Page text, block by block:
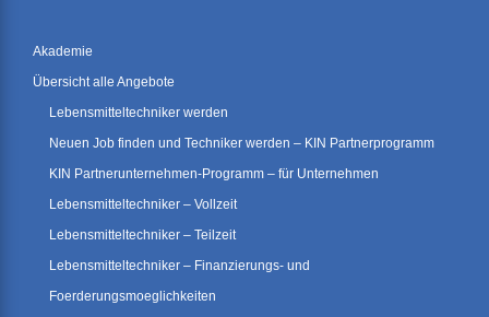
Akademie
Übersicht alle Angebote
Lebensmitteltechniker werden
Neuen Job finden und Techniker werden – KIN Partnerprogramm
KIN Partnerunternehmen-Programm – für Unternehmen
Lebensmitteltechniker – Vollzeit
Lebensmitteltechniker – Teilzeit
Lebensmitteltechniker – Finanzierungs- und
Foerderungsmoeglichkeiten